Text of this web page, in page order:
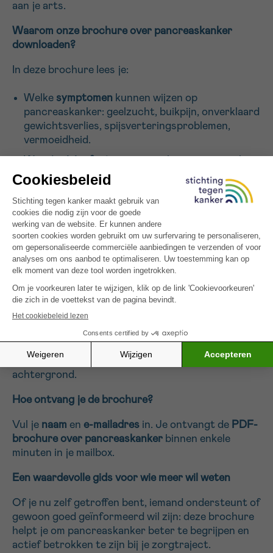
aan je arts.
Waarom onze brochure over pancreaskanker
downloaden?
In deze brochure lees je:
Welke symptomen kunnen wijzen op
pancreaskanker: geelzucht, buikpijn, onverklaard
gewichtsverlies, spijsverteringsproblemen,
vermoeidheid.
diabetes, chronische pancreatitis, erfelijke
aanleg.
Welketypes pancreaskanker
die het behandeltraject beïnvloeden.
behandelingen mogelijk zijn: chirurgie,
chemotherapie, radiotherapie, ondersteunende
zorg.
Hoe je jelevensstijl kunt aanpassenom het risico
te verlagen: stoppen met roken, gezond eten,
voldoende bewegen.
begrijpelijk voor iedereen, ook zonder medische
achtergrond.
Hoe ontvang je de brochure?
Vul je naam en e-mailadres in. Je ontvangt de PDF-
brochure over pancreaskanker binnen enkele
minuten in je mailbox.
Een waardevolle gids voor wie meer wil weten
Of je nu zelf getroffen bent, iemand ondersteunt of
gewoon goed geïnformeerd wil zijn: deze brochure
helpt je om pancreaskanker beter te begrijpen en
actief betrokken te zijn bij je zorgtraject.